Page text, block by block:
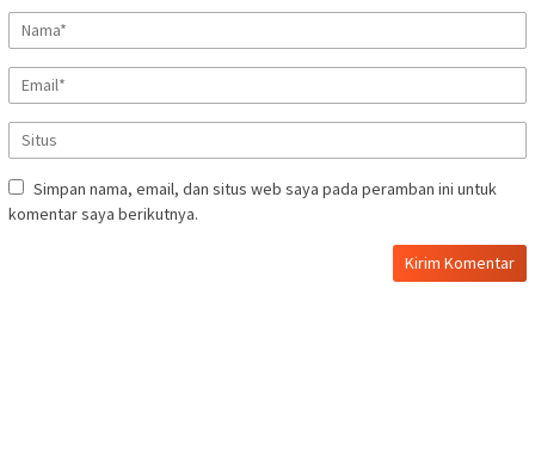
Simpan nama, email, dan situs web saya pada peramban ini untuk
komentar saya berikutnya.